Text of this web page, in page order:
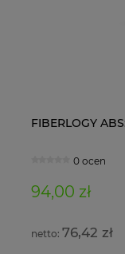
FIBERLOGY
0 ocen
94,00 zł
76,42 zł